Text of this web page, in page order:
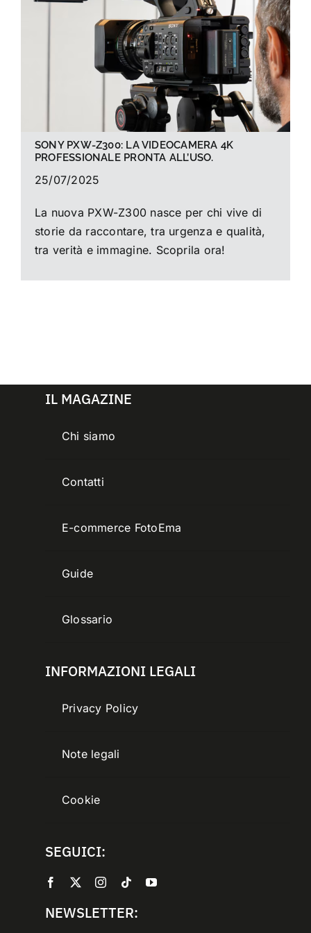
La foto del mese
SONY PXW-Z300: LA VIDEOCAMERA 4K
PROFESSIONALE PRONTA ALL’USO.
25/07/2025
La nuova PXW-Z300 nasce per chi vive di
storie da raccontare, tra urgenza e qualità,
tra verità e immagine. Scoprila ora!
IL MAGAZINE
Chi siamo
Contatti
E-commerce FotoEma
Guide
Glossario
INFORMAZIONI LEGALI
Privacy Policy
Note legali
Cookie
SEGUICI:
NEWSLETTER: